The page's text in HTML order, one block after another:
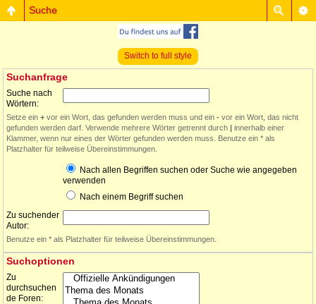
Suche
Switch to full style
Suchanfrage
Suche nach
Wörtern:
Setze ein + vor ein Wort, das gefunden werden muss und ein - vor ein Wort, das nicht
gefunden werden darf. Verwende mehrere Wörter getrennt durch | innerhalb einer
Klammer, wenn nur eines der Wörter gefunden werden muss. Benutze ein * als
Platzhalter für teilweise Übereinstimmungen.
Nach allen Begriffen suchen oder Suche wie angegeben
verwenden
Nach einem Begriff suchen
Zu suchender
Autor:
Benutze ein * als Platzhalter für teilweise Übereinstimmungen.
Suchoptionen
Zu
durchsuchen
de Foren: